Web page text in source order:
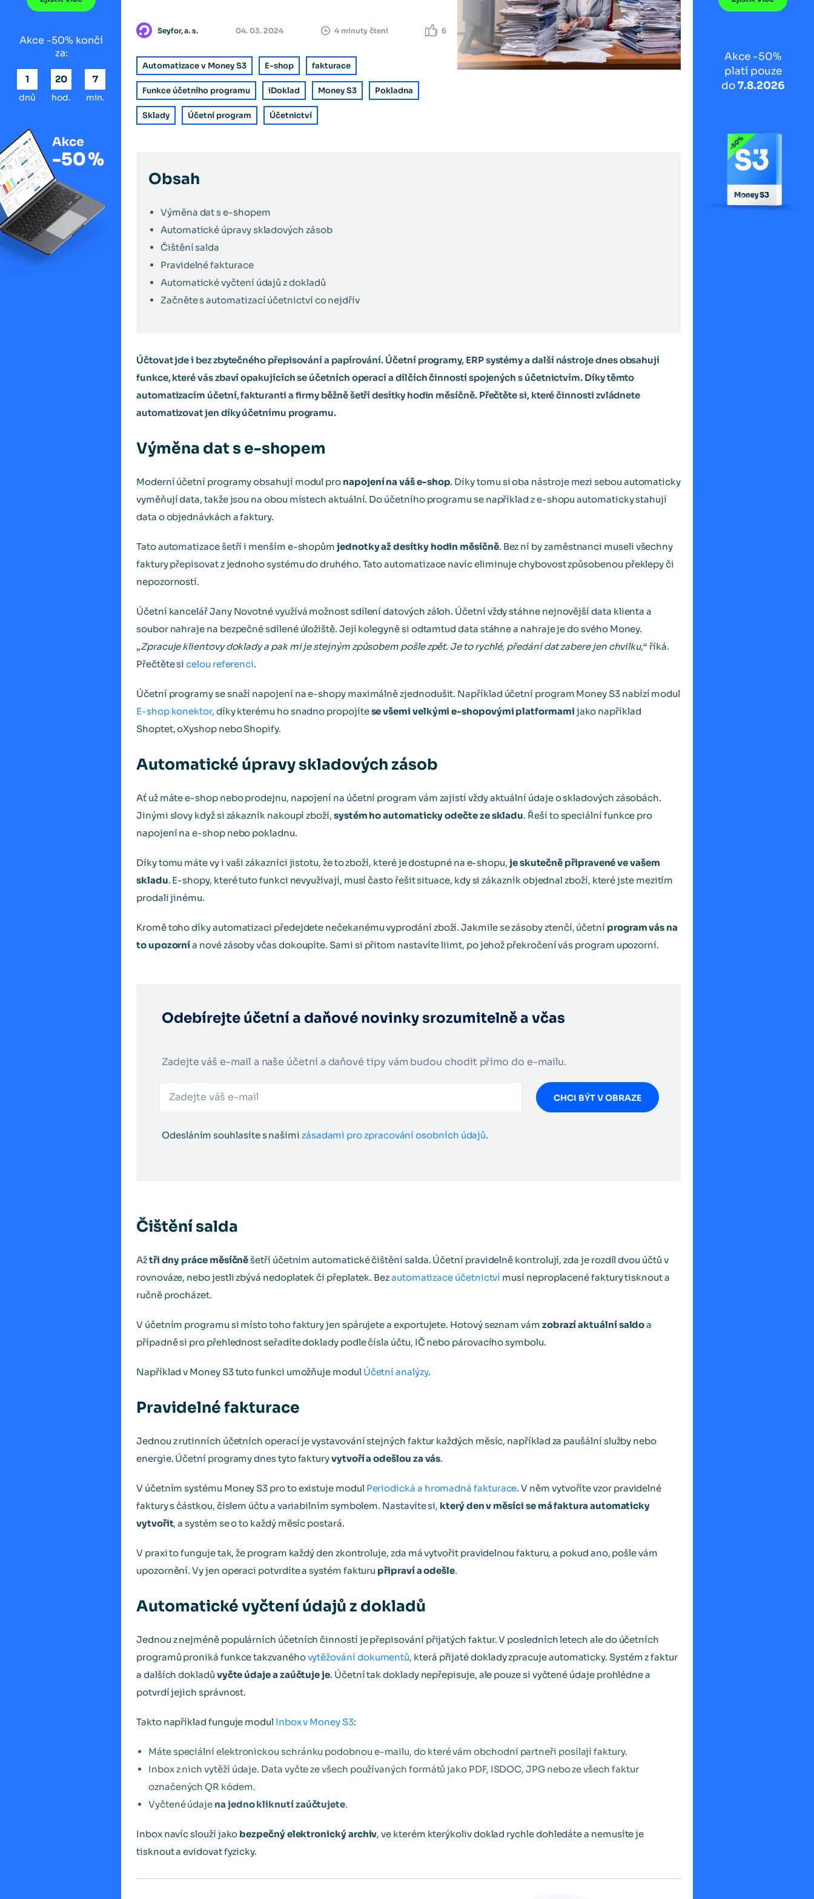
Akce -50% končí
za:
1
dnů
20
hod.
7
min.
Seyfor, a. s. 04. 03. 2024 4 minuty čtení 6
Automatizace v Money S3 E-shop fakturace
Funkce účetního programu iDoklad Money S3 Pokladna
Sklady Účetní program Účetnictví
Obsah
Výměna dat s e-shopem
Automatické úpravy skladových zásob
Čištění salda
Pravidelné fakturace
Automatické vyčtení údajů z dokladů
Začněte s automatizací účetnictví co nejdřív
Účtovat jde i bez zbytečného přepisování a papírování. Účetní programy, ERP systémy a další nástroje dnes obsahují
funkce, které vás zbaví opakujících se účetních operací a dílčích činností spojených s účetnictvím. Díky těmto
automatizacím účetní, fakturanti a firmy běžně šetří desítky hodin měsíčně. Přečtěte si, které činnosti zvládnete
automatizovat jen díky účetnímu programu.
Výměna dat s e-shopem
Moderní účetní programy obsahují modul pro napojení na váš e-shop. Díky tomu si oba nástroje mezi sebou automaticky
vyměňují data, takže jsou na obou místech aktuální. Do účetního programu se například z e-shopu automaticky stahují
data o objednávkách a faktury.
Tato automatizace šetří i menším e-shopůmjednotky až desítky hodin měsíčně. Bez ní by zaměstnanci museli všechny
faktury přepisovat z jednoho systému do druhého. Tato automatizace navíc eliminuje chybovost způsobenou překlepy či
nepozorností.
Účetní kancelář Jany Novotné využívá možnost sdílení datových záloh. Účetní vždy stáhne nejnovější data klienta a
soubor nahraje na bezpečné sdílené úložiště. Její kolegyně si odtamtud data stáhne a nahraje je do svého Money.
„Zpracuje klientovy doklady a pak mi je stejným způsobem pošle zpět. Je to rychlé, předání dat zabere jen chvilku,“ říká.
Přečtěte sicelou referenci.
Účetní programy se snaží napojení na e-shopy maximálně zjednodušit. Například účetní program Money S3 nabízí modul
E-shop konektor, díky kterému ho snadno propojítese všemi velkými e-shopovými platformami jako například
Shoptet, oXyshop nebo Shopify.
Automatické úpravy skladových zásob
Ať už máte e-shop nebo prodejnu, napojení na účetní program vám zajistí vždy aktuální údaje o skladových zásobách.
Jinými slovy když si zákazník nakoupí zboží, systém ho automaticky odečte ze skladu. Řeší to speciální funkce pro
napojení na e-shop nebo pokladnu.
Díky tomu máte vy i vaši zákazníci jistotu, že to zboží, které je dostupné na e-shopu, je skutečně připravené ve vašem
skladu. E-shopy, které tuto funkci nevyužívají, musí často řešit situace, kdy si zákazník objednal zboží, které jste mezitím
prodali jinému.
Kromě toho díky automatizaci předejdete nečekanému vyprodání zboží. Jakmile se zásoby ztenčí, účetní program vás na
to upozornía nové zásoby včas dokoupíte. Sami si přitom nastavíte liimt, po jehož překročení vás program upozorní.
Odebírejte účetní a daňové novinky srozumitelně a včas
Zadejte váš e-mail a naše účetní a daňové tipy vám budou chodit přímo do e-mailu.
CHCI BÝT V OBRAZE
Odesláním souhlasíte s našimi zásadami pro zpracování osobních údajů.
Čištění salda
Ažtři dny práce měsíčněšetří účetním automatické čištění salda. Účetní pravidelně kontrolují, zda je rozdíl dvou účtů v
rovnováze, nebo jestli zbývá nedoplatek či přeplatek. Bezautomatizace účetnictví musí neproplacené faktury tisknout a
ručně procházet.
V účetním programu si místo toho faktury jen spárujete a exportujete. Hotový seznam vám zobrazí aktuální saldoa
případně si pro přehlednost seřadíte doklady podle čísla účtu, IČ nebo párovacího symbolu.
Například v Money S3 tuto funkci umožňuje modul Účetní analýzy.
Pravidelné fakturace
Jednou z rutinních účetních operací je vystavování stejných faktur každých měsíc, například za paušální služby nebo
energie. Účetní programy dnes tyto fakturyvytvoří a odešlou za vás.
V účetním systému Money S3 pro to existuje modul Periodická a hromadná fakturace. V něm vytvoříte vzor pravidelné
faktury s částkou, číslem účtu a variabilním symbolem. Nastavíte si, který den v měsíci se má faktura automaticky
vytvořit, a systém se o to každý měsíc postará.
V praxi to funguje tak, že program každý den zkontroluje, zda má vytvořit pravidelnou fakturu, a pokud ano, pošle vám
upozornění. Vy jen operaci potvrdíte a systém fakturu připraví a odešle.
Automatické vyčtení údajů z dokladů
Jednou z nejméně populárních účetních činností je přepisování přijatých faktur. V posledních letech ale do účetních
programů proniká funkce takzvanéhovytěžování dokumentů, která přijaté doklady zpracuje automaticky. Systém z faktur
a dalších dokladů vyčte údaje a zaúčtuje je. Účetní tak doklady nepřepisuje, ale pouze si vyčtené údaje prohlédne a
potvrdí jejich správnost.
Takto například funguje modul Inbox v Money S3:
Máte speciální elektronickou schránku podobnou e-mailu, do které vám obchodní partneři posílají faktury.
Inbox z nich vytěží údaje. Data vyčte ze všech používaných formátů jako PDF, ISDOC, JPG nebo ze všech faktur
označených QR kódem.
Vyčtené údaje na jedno kliknutí zaúčtujete.
Inbox navíc slouží jako bezpečný elektronický archiv, ve kterém kterýkoliv doklad rychle dohledáte a nemusíte je
tisknout a evidovat fyzicky.
Akce -50%
platí pouze
do7.8.2026